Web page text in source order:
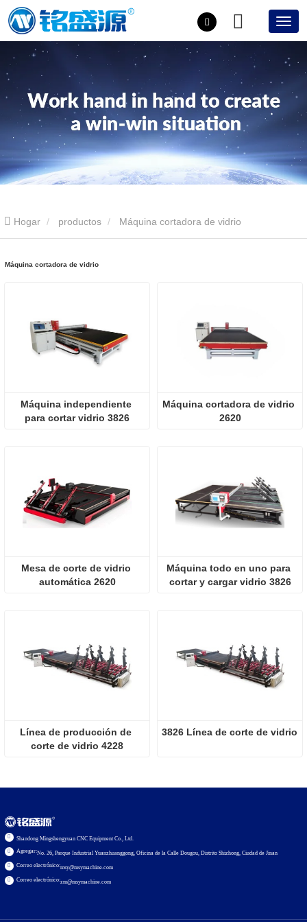
Hogar productos Máquina cortadora de vidrio
Máquina cortadora de vidrio
Máquina independiente
para cortar vidrio 3826
Máquina cortadora de vidrio
2620
Mesa de corte de vidrio
automática 2620
Máquina todo en uno para
cortar y cargar vidrio 3826
Línea de producción de
corte de vidrio 4228
3826 Línea de corte de vidrio
Shandong Mingshengyuan CNC Equipment Co., Ltd.
Agregar:No. 26, Parque Industrial Yuanzhuanggong, Oficina de la Calle Dougou, Distrito Shizhong, Ciudad de Jinan
Correo electrónico:msy@msymachine.com
Correo electrónico:zm@msymachine.com